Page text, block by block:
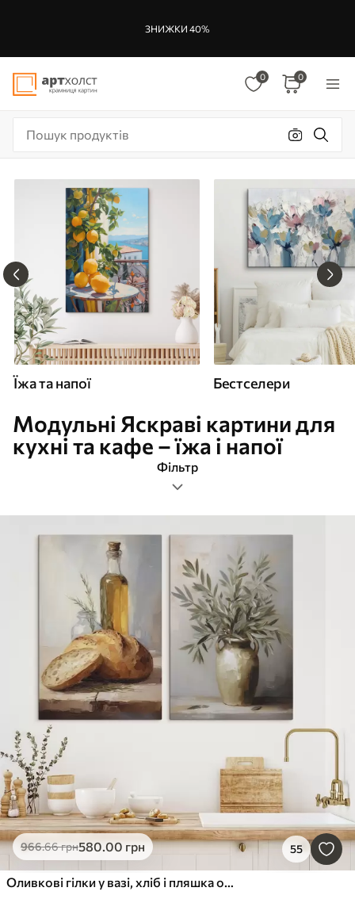
ЗНИЖКИ 40%
0 0
Їжа та напої Бестселери
Модульні Яскраві картини для
кухні та кафе – їжа і напої
Фільтр
модульні
Формат зображення
Картини Їжа та напої
Найпопулярніші
Очистити фільтр
966.66грн580.00 грн 55
Оливкові гілки у вазі, хліб і пляшка олії, імітація картини